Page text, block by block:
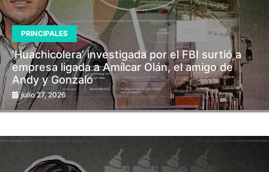
PRINCIPALES
‘Huachicolera’ investigada por el FBI surtió a
empresa ligada a Amílcar Olán, el amigo de
Andy y Gonzalo
julio 27, 2026